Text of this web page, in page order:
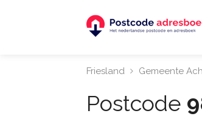
Friesland Gemeente
Postcode